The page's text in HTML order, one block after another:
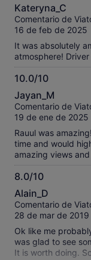
the child seat in
for our 3 year old.
wanting him in a
location 2 to pick
tour they took us
over and we had
(in -15 degrees) to
biscuit but they
sister who has an
noted upon
information on the
back. The beach
see Reindeer. The
real highlight and
which was
10.0
sobre
10
Kateryna_C
Comentario de
16 de feb de 2025
It was absolutely
atmosphere!
10.0/10
10.0
sobre
10
Jayan_M
Comentario de
19 de ene de 2025
Rauul was
time and would
amazing views
8.0/10
8.0
sobre
10
Alain_D
Comentario de
28 de mar de 2019
Ok like me
was glad to see
It is worth doing.